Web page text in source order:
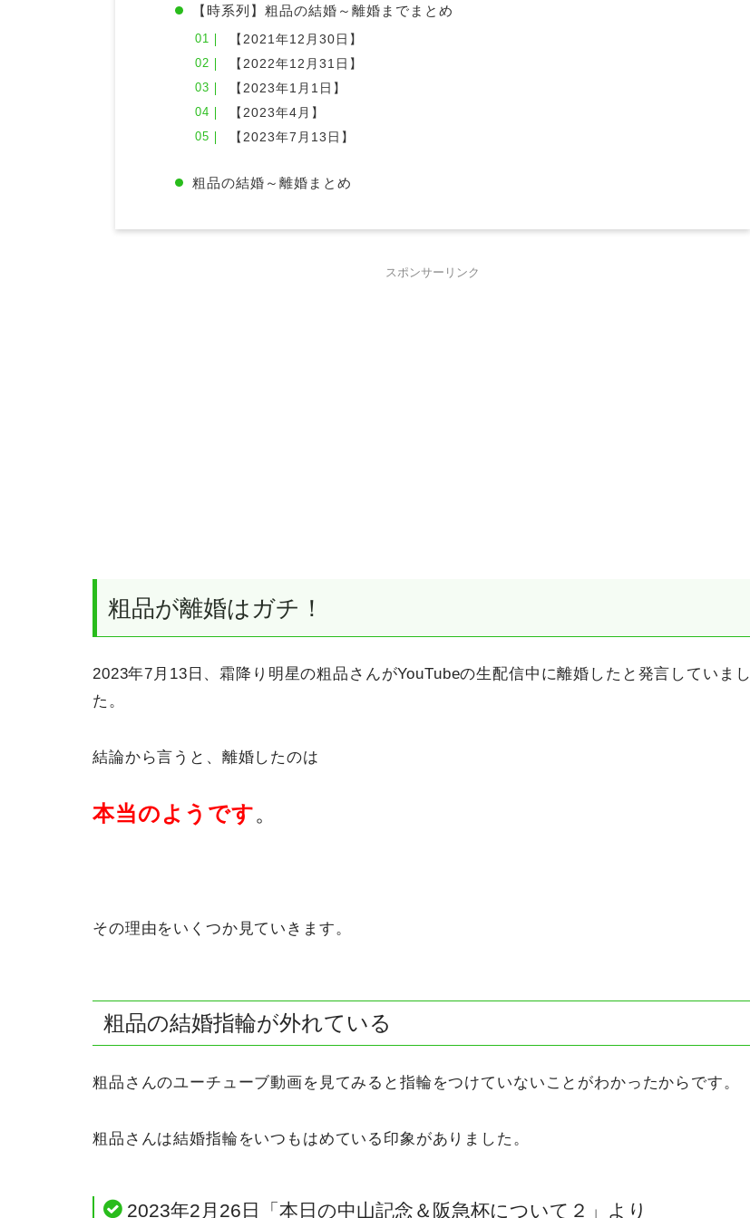
【時系列】粗品の結婚～離婚までまとめ
【2021年12月30日】
【2022年12月31日】
【2023年1月1日】
【2023年4月】
【2023年7月13日】
粗品の結婚～離婚まとめ
スポンサーリンク
粗品が離婚はガチ！
2023年7月13日、霜降り明星の粗品さんがYouTubeの生配信中に離婚したと発言していまし
た。
結論から言うと、離婚したのは
本当のようです。
その理由をいくつか見ていきます。
粗品の結婚指輪が外れている
粗品さんのユーチューブ動画を見てみると指輪をつけていないことがわかったからです。
粗品さんは結婚指輪をいつもはめている印象がありました。
2023年2月26日「本日の中山記念＆阪急杯について２」より